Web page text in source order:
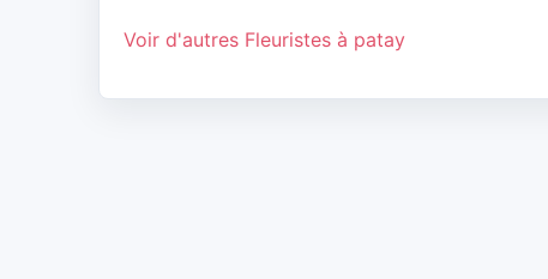
Voir d'autres Fleuristes à patay